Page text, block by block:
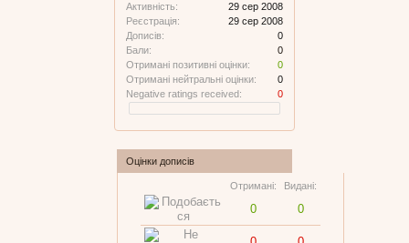
Активність:
29 сер 2008
Реєстрація:
29 сер 2008
Дописів:
0
Бали:
0
Отримані позитивні оцінки:
0
Отримані нейтральні оцінки:
0
Negative ratings received:
0
Оцінки дописів
Отримані: Видані:
0 0